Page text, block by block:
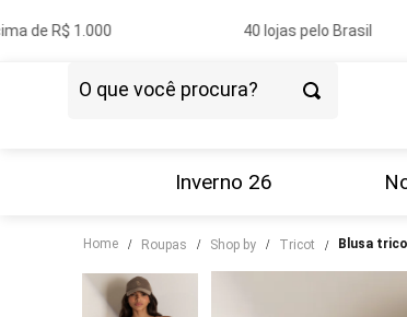
de R$ 1.000 40 lojas pelo Brasil
Inverno 26
Home roupas shop by tricot blusa
3º
calça
º
blusa